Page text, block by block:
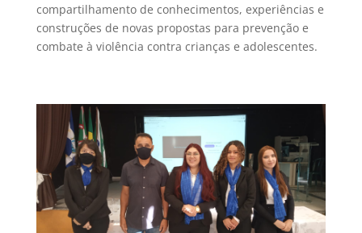
compartilhamento de conhecimentos, experiências e
construções de novas propostas para prevenção e
combate à violência contra crianças e adolescentes.